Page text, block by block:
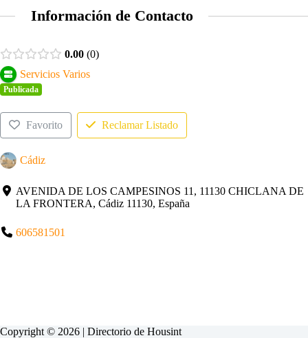
Información de Contacto
0.00 0
Servicios Varios
Publicada
Favorito Reclamar Listado
Cádiz
AVENIDA DE LOS CAMPESINOS 11, 11130 CHICLANA DE
LA FRONTERA, Cádiz 11130, España
606581501
Copyright © 2026 | Directorio de Housint